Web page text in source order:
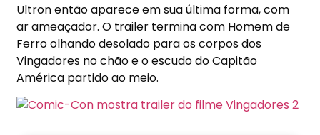
Ultron então aparece em sua última forma, com
ar ameaçador. O trailer termina com Homem de
Ferro olhando desolado para os corpos dos
Vingadores no chão e o escudo do Capitão
América partido ao meio.